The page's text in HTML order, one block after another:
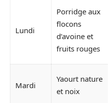
Lundi
Porridge aux
flocons
d’avoine et
fruits rouges
Mardi
Yaourt nature
et noix